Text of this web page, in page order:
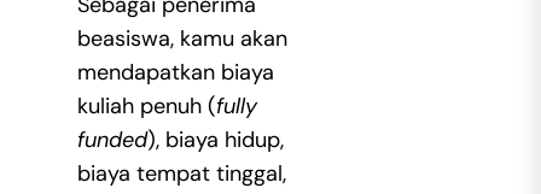
beasiswa, kamu akan
mendapatkan biaya
kuliah penuh (fully
funded), biaya hidup,
biaya tempat tinggal,